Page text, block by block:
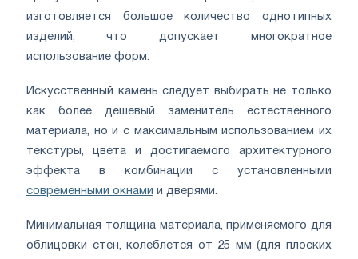
изготовляется большое количество однотипных
изделий, что допускает многократное
использование форм.
Искусственный камень следует выбирать не только
как более дешевый заменитель естественного
материала, но и с максимальным использованием их
текстуры, цвета и достигаемого архитектурного
эффекта в комбинации с установленными
современными окнами и дверями.
Минимальная толщина материала, применяемого для
облицовки стен, колеблется от 25 мм (для плоских